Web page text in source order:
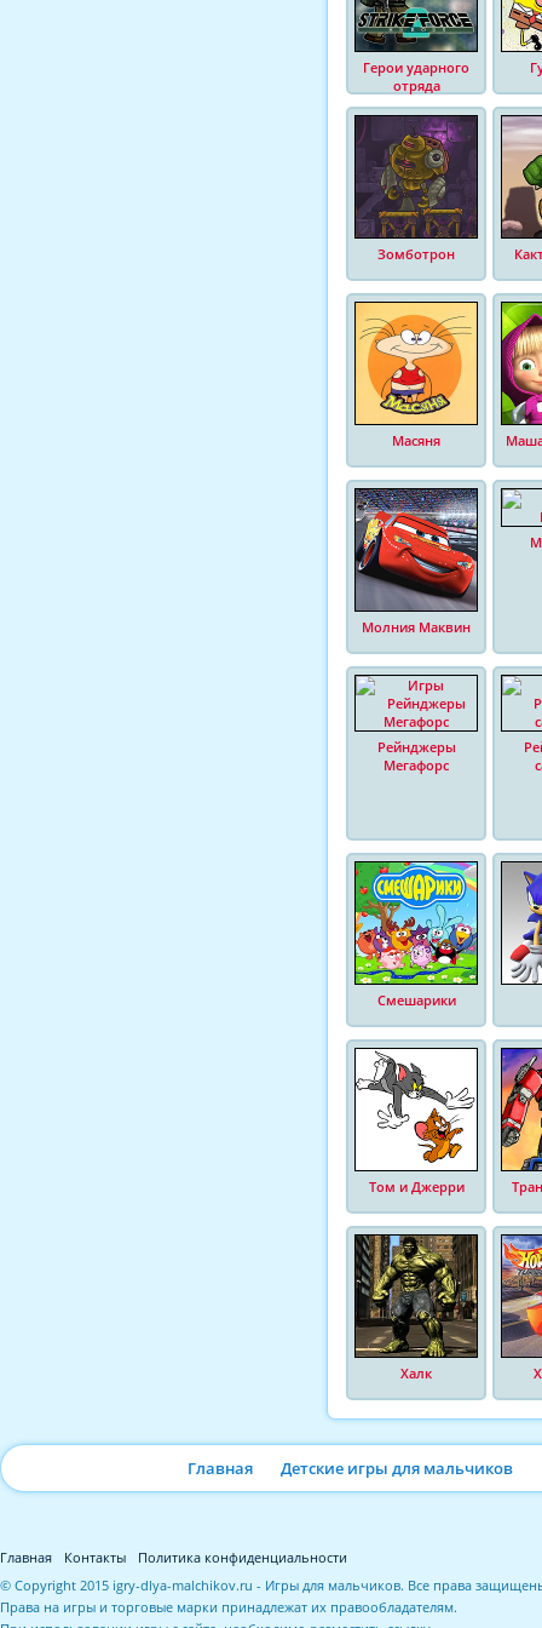
Герои ударного
отряда
Зомботрон
Масяня
Молния Маквин
Рейнджеры
Мегафорс
Смешарики
Том и Джерри
Халк
Главная Детские игры для мальчиков
Главная Контакты
Политика конфиденциальности
© Copyright 2015 igry-dlya-malchikov.ru - Игры для мальчиков. Все права
Права на игры и торговые марки принадлежат их правообладателям.